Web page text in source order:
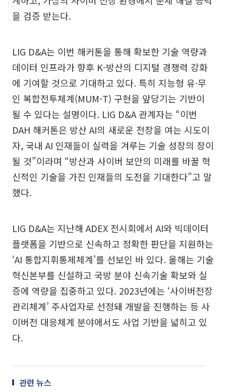
을 검증 받는다.
LIG D&A는 이번 해커톤을 통해 확보한 기술 역량과
데이터 인프라가 향후 K-방산의 디지털 경쟁력 강화
에 기여할 것으로 기대하고 있다. 특히 지능형 유·무
인 복합전투체계(MUM-T) 구현을 앞당기는 기반이
될 수 있다는 설명이다. LIG D&A 관계자는 “이번
DAH 해커톤은 방산 AI의 새로운 전장을 여는 시도이
자, 국내 AI 인재들이 실력을 겨루는 기술 성장의 장이
될 것”이라며 “방산과 사이버 보안의 미래를 바꿀 혁
신적인 기술을 가진 인재들의 도전을 기대한다”고 말
했다.
LIG D&A는 지난해 ADEX 전시회에서 AI와 빅데이터
플랫폼을 기반으로 신속하고 정확한 판단을 지원하는
‘AI 통합지휘통제체계’를 선보인 바 있다. 올해는 기술
혁신본부를 신설하고 국방 분야 신속기술 확보와 실
증에 역량을 집중하고 있다. 2023년에는 ‘사이버전장
관리체계’ 주사업자로 선정돼 개발을 진행하는 등 사
이버전 대응체계 분야에서도 사업 기반을 넓히고 있
다.
관련 뉴스